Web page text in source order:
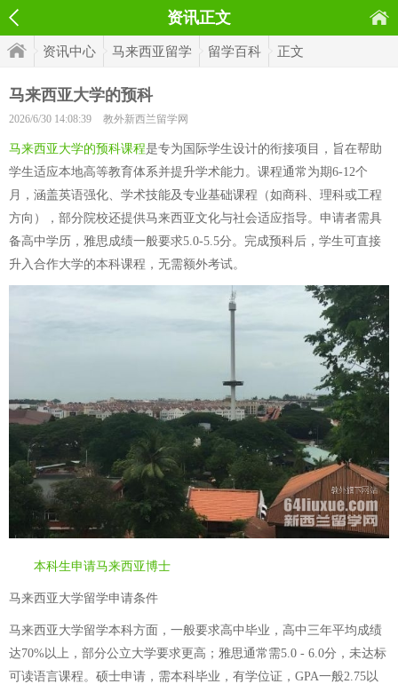
资讯正文
资讯中心 马来西亚留学 留学百科 正文
马来西亚大学的预科
2026/6/30 14:08:39 教外新西兰留学网
马来西亚大学的预科课程是专为国际学生设计的衔接项目，旨在帮助
学生适应本地高等教育体系并提升学术能力。课程通常为期6-12个
月，涵盖英语强化、学术技能及专业基础课程（如商科、理科或工程
方向），部分院校还提供马来西亚文化与社会适应指导。申请者需具
备高中学历，雅思成绩一般要求5.0-5.5分。完成预科后，学生可直接
升入合作大学的本科课程，无需额外考试。
本科生申请马来西亚博士
马来西亚大学留学申请条件
马来西亚大学留学本科方面，一般要求高中毕业，高中三年平均成绩
达70%以上，部分公立大学要求更高；雅思通常需5.0 - 6.0分，未达标
可读语言课程。硕士申请，需本科毕业，有学位证，GPA一般2.75以